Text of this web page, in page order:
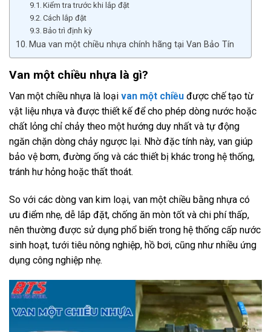
Kiểm tra trước khi lắp đặt
Cách lắp đặt
Bảo trì định kỳ
Mua van một chiều nhựa chính hãng tại Van Bảo Tín
Van một chiều nhựa là gì?
Van một chiều nhựa là loại van một chiều được chế tạo từ
vật liệu nhựa và được thiết kế để cho phép dòng nước hoặc
chất lỏng chỉ chảy theo một hướng duy nhất và tự động
ngăn chặn dòng chảy ngược lại. Nhờ đặc tính này, van giúp
bảo vệ bơm, đường ống và các thiết bị khác trong hệ thống,
tránh hư hỏng hoặc thất thoát.
So với các dòng van kim loại, van một chiều bằng nhựa có
ưu điểm nhẹ, dễ lắp đặt, chống ăn mòn tốt và chi phí thấp,
nên thường được sử dụng phổ biến trong hệ thống cấp nước
sinh hoạt, tưới tiêu nông nghiệp, hồ bơi, cũng như nhiều ứng
dụng công nghiệp nhẹ.